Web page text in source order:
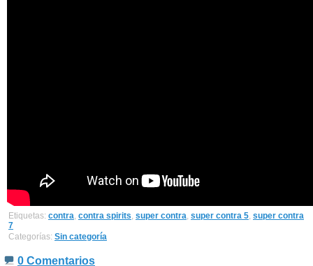
Etiquetas: contra contra spirits super contra super contra 5 super contra
7
Categorías: Sin categoría
0 Comentarios